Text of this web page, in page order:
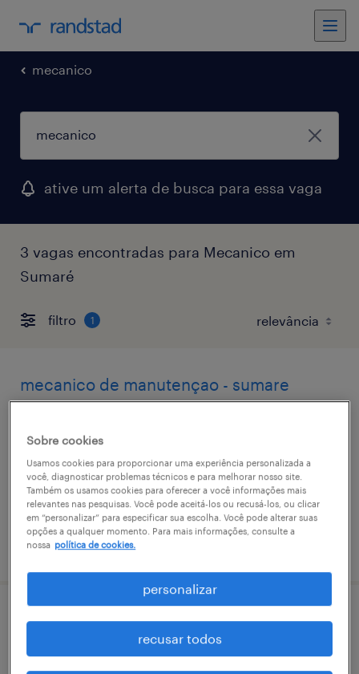
mecanico
ative um alerta de busca para essa vaga
3 vagas encontradas para Mecanico em
Sumaré
filtro 1
mecanico de manutençao - sumare
temporário
R$2,501 - R$3,500 por mês
vaga postada em 31 março 2026
mecanico manutençao equipamentos -
Sobre cookies
Usamos cookies para proporcionar uma experiência personalizada a
você, diagnosticar problemas técnicos e para melhorar nosso site.
Também os usamos cookies para oferecer a você informações mais
relevantes nas pesquisas. Você pode aceitá-los ou recusá-los, ou clicar
em “personalizar” para especificar sua escolha. Você pode alterar suas
opções a qualquer momento. Para mais informações, consulte a
nossa política de cookies.
personalizar
recusar todos